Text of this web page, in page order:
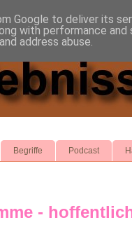
Begriffe Podcast
-
Google to deliver its
with performance
address abuse.